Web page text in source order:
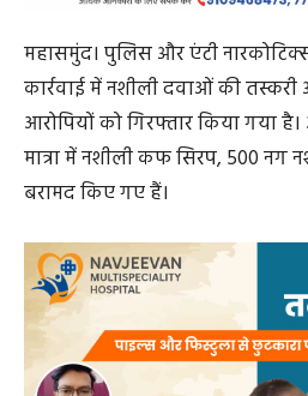
जानकारी के मुताबिक, 14 अगस्त को
कि महासमुंद के वार्ड क्रमांक 11
प्रवीण साहू अवैध रूप से नशीली कफ
रहा है। पुलिस ने मौके पर दबिश देकर
सिरप तथा एक बटन चाकू बरामद
एनडीपीएस एक्ट की धारा 21(सी),
अपराध दर्ज किया गया।